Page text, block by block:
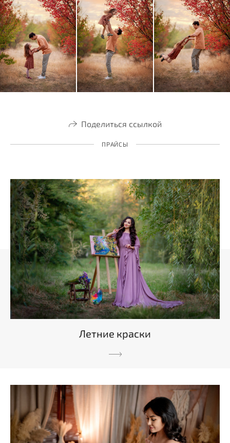
Поделиться ссылкой
ПРАЙСЫ
Летние краски